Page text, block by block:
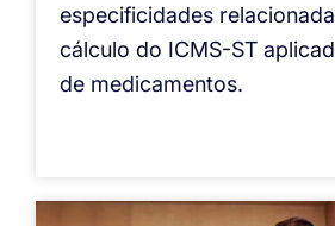
especificidades
cálculo do ICMS-ST
de medicamentos.